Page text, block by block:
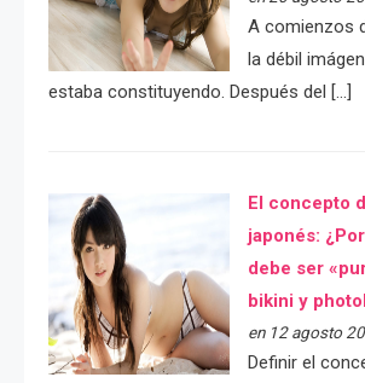
A comienzos
la débil
estaba constituyendo. Después del […]
El concepto
japonés:
debe ser
bikini y
en 12 agosto
Definir el